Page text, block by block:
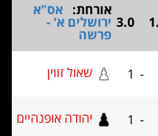
אורחת:אס"א
ירושלים א' -
שאול זווין
יהודה אופנהיים